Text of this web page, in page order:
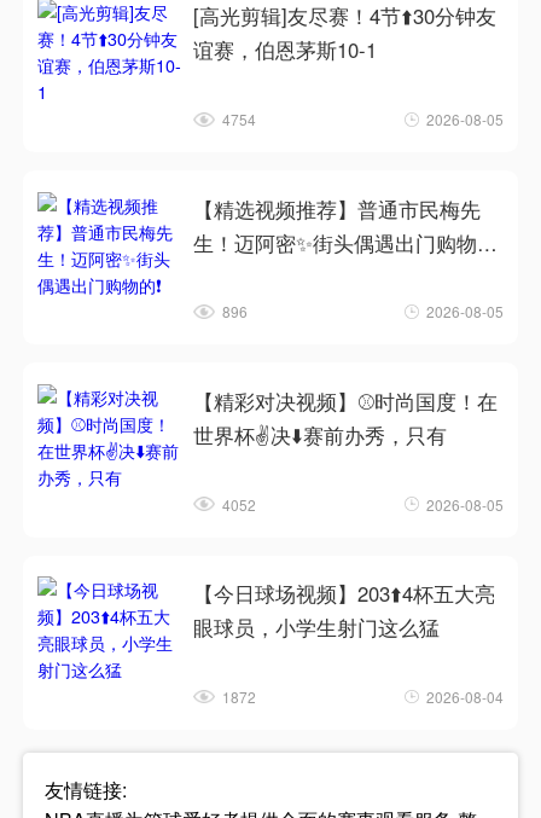
[高光剪辑]友尽赛！4节⬆️30分钟友
谊赛，伯恩茅斯10-1
4754 2026-08-05
【精选视频推荐】普通市民梅先
生！迈阿密✨街头偶遇出门购物的
896 2026-08-05
【精彩对决视频】⚾时尚国度！在
世界杯✌️决⬇️赛前办秀，只有
4052 2026-08-05
【今日球场视频】203⬆️4杯五大亮
眼球员，小学生射门这么猛
1872 2026-08-04
友情链接: